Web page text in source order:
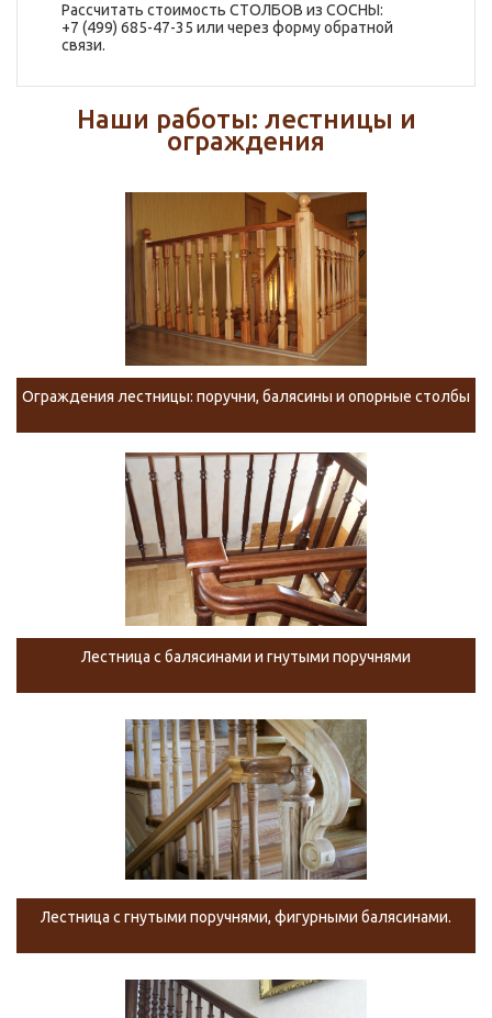
Рассчитать стоимость СТОЛБОВ из СОСНЫ:
+7 (499) 685-47-35 или через форму обратной
связи.
Наши работы: лестницы и
ограждения
Ограждения лестницы: поручни, балясины и опорные столбы
Лестница с балясинами и гнутыми поручнями
Лестница с гнутыми поручнями, фигурными балясинами.